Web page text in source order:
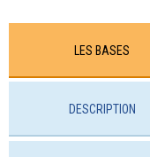
LES BASES
DESCRIPTION